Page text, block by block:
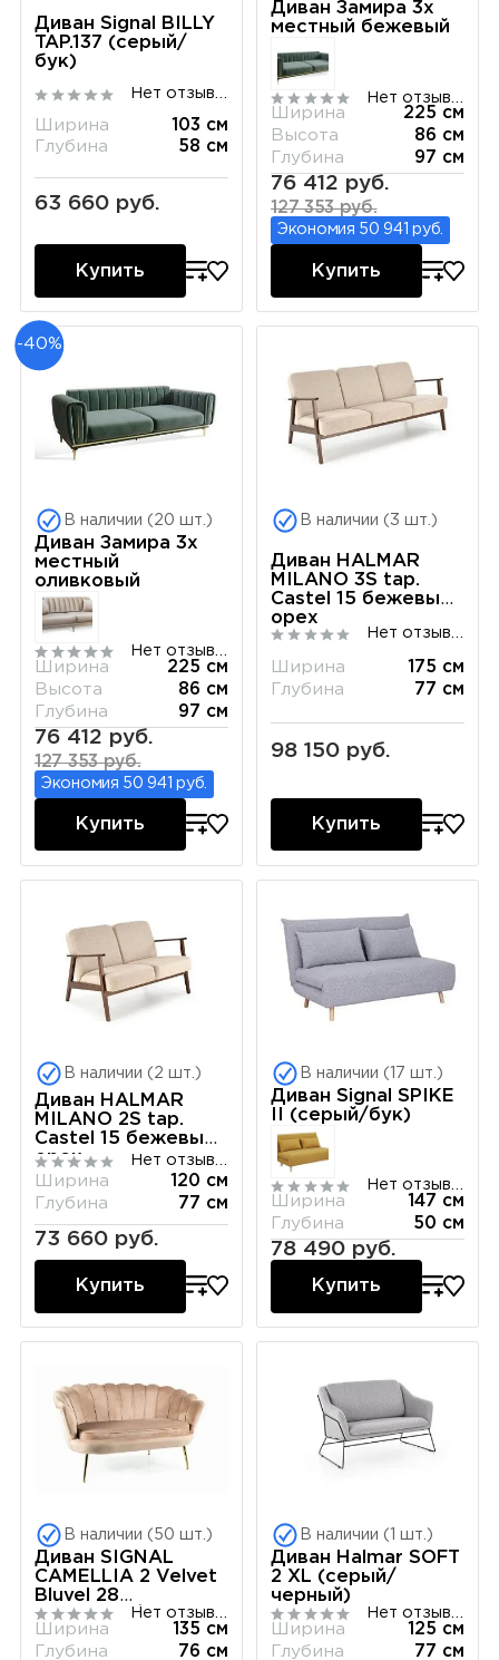
Диван Signal BILLY
TAP.137 (серый/
бук)
Ширина
103 см
Глубина
58 см
63 660 руб.
Купить
Диван Замира 3х
местный бежевый
Ширина
225 см
Высота
86 см
Глубина
97 см
76 412 руб.
127 353 руб.
Экономия 50 941 руб.
Купить
-40%
В наличии (20 шт.)
Диван Замира 3х
местный
оливковый
Ширина
225 см
Высота
86 см
Глубина
97 см
76 412 руб.
127 353 руб.
Экономия 50 941 руб.
Купить
В наличии (3 шт.)
Диван HALMAR
MILANO 3S tap.
Castel 15 бежевый/
орех
Ширина
175 см
Глубина
77 см
98 150 руб.
Купить
В наличии (2 шт.)
Диван HALMAR
MILANO 2S tap.
Castel 15 бежевый/
орех
Ширина
120 см
Глубина
77 см
73 660 руб.
Купить
В наличии (17 шт.)
Диван Signal SPIKE
II (серый/бук)
Ширина
147 см
Глубина
50 см
78 490 руб.
Купить
В наличии (50 шт.)
Диван SIGNAL
CAMELLIA 2 Velvet
Bluvel 28
(бежевый/
золотой)
Ширина
135 см
Глубина
76 см
В наличии (1 шт.)
Диван Halmar SOFT
2 XL (серый/
черный)
Ширина
125 см
Глубина
77 см